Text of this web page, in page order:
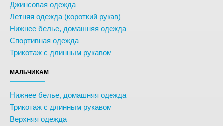
Джинсовая одежда
Летняя одежда (короткий рукав)
Нижнее белье, домашняя одежда
Спортивная одежда
Трикотаж с длинным рукавом
МАЛЬЧИКАМ
Нижнее белье, домашняя одежда
Трикотаж с длинным рукавом
Верхняя одежда